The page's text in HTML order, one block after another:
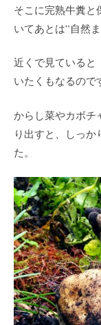
そこに完熟牛糞と
いてあとは”自然ま
近くで見ていると
いたくもなるので
からし菜やカボチ
り出すと、しっ
た。